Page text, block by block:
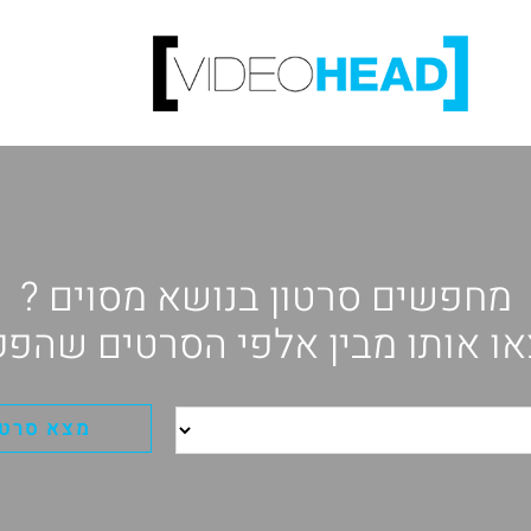
מחפשים סרטון בנושא מסוים ?
אותו מבין אלפי הסרטים